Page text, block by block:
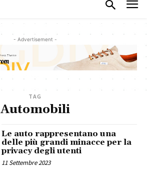
- Advertisement -
TAG
Automobili
Le auto rappresentano una
delle più grandi minacce per la
privacy degli utenti
11 Settembre 2023